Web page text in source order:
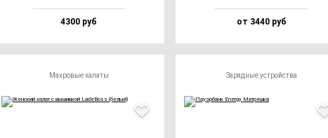
4300 руб от 3440 руб
Махровые халаты Зарядные устройства